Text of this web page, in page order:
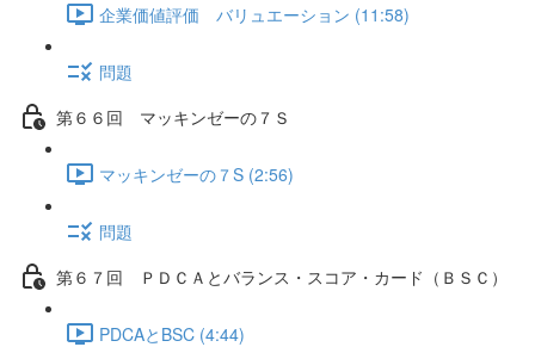
企業価値評価 バリュエーション (11:58)
問題
第６６回 マッキンゼーの７Ｓ
マッキンゼーの７S (2:56)
問題
第６７回 ＰＤＣＡとバランス・スコア・カード（ＢＳＣ）
PDCAとBSC (4:44)